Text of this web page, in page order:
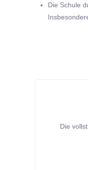
Die Schule
Die